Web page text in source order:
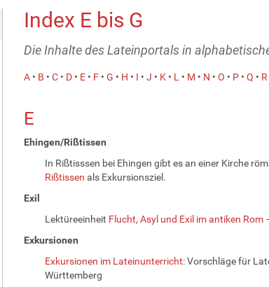
Index E bis G
Die Inhalte des Lateinportals in
A• B • C• D• E• F• G • H • I • J • K• L • M • N • O • P• Q • R
E
Ehingen/Rißtissen
In Rißtisssen bei Ehingen gibt es an einer Kirche
Rißtissen als Exkursionsziel.
Exil
Lektüreeinheit Flucht, Asyl und Exil im antiken
Exkursionen
Exkursionen im Lateinunterricht: Vorschläge für
Württemberg